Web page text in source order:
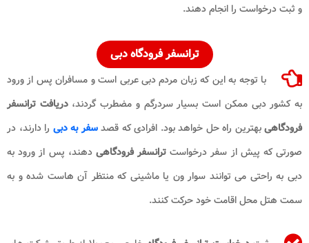
و ثبت درخواست را انجام دهند.
ترانسفر فرودگاهدبی
با توجه به این که زبان مردم دبی عربی است و مسافران پس از ورود
به کشور دبی ممکن است بسیار سردرگم و مضطرب گردند،دریافت ترانسفر
فرودگاهیبهترین راه حل خواهد بود. افرادی که قصدسفر به دبی را دارند، در
صورتی که پیش از سفر درخواستترانسفر فرودگاهی دهند، پس از ورود به
دبی به راحتی می توانند سوار ون یا ماشینی که منتظر آن هاست شده و به
سمت هتل محل اقامت خود حرکت کنند.